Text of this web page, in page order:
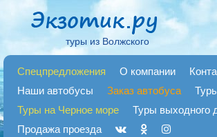
туры из Волжского
Спецпредложения О компании
Наши автобусы
Заказ автобуса
Туры на Черное море
Туры выходного
Продажа проезда